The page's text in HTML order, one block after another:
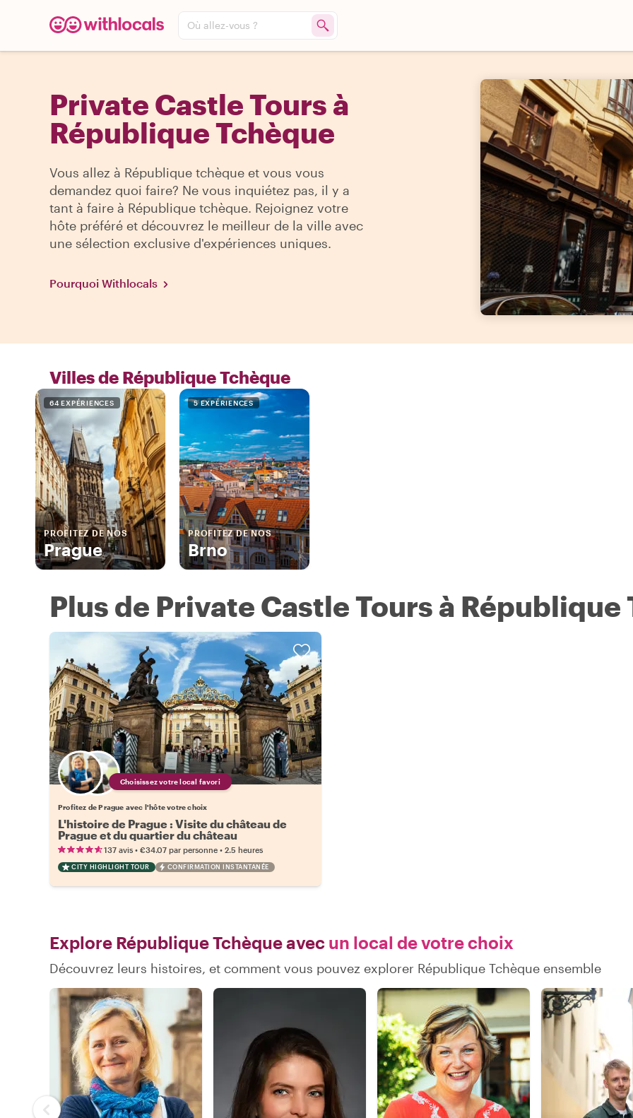
Où allez-vous ?
Private Castle Tours à
République Tchèque
Vous allez à République tchèque et vous vous
demandez quoi faire? Ne vous inquiétez pas, il y a
tant à faire à République tchèque. Rejoignez votre
hôte préféré et découvrez le meilleur de la ville avec
une sélection exclusive d'expériences uniques.
Pourquoi Withlocals
Villes de République Tchèque
64 EXPÉRIENCES
PROFITEZ DE NOS
Prague
5 EXPÉRIENCES
PROFITEZ DE NOS
Brno
Plus de Private Castle Tours à République
Choisissez votre local favori
Profitez de Prague avec l'hôte votre choix
L'histoire de Prague : Visite du château de
Prague et du quartier du château
137 avis • €34.07 par personne • 2.5 heures
CITY HIGHLIGHT TOUR CONFIRMATION INSTANTANÉE
Explore République Tchèque avec un local de votre choix
Découvrez leurs histoires, et comment vous pouvez explorer République Tchèque ensemble